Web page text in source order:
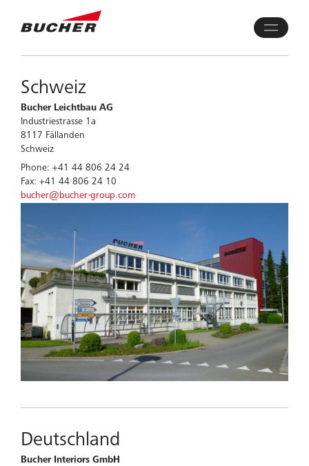
Schweiz
Bucher Leichtbau AG
Industriestrasse 1a
8117 Fällanden
Schweiz
Phone: +41 44 806 24 24
Fax: +41 44 806 24 10
bucher@bucher-group.com
Deutschland
Bucher Interiors GmbH